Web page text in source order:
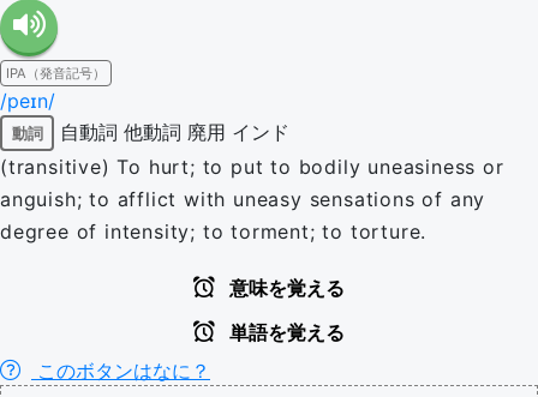
IPA（発音記号）
/peɪn/
動詞 自動詞 他動詞 廃用 インド
(transitive) To hurt; to put to bodily uneasiness or
anguish; to afflict with uneasy sensations of any
degree of intensity; to torment; to torture.
意味を覚える
単語を覚える
このボタンはなに？